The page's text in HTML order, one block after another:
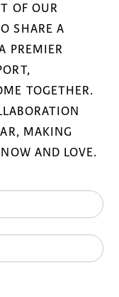
OF OUR
SHARE A
PREMIER
TOGETHER.
MAKING
AND LOVE.